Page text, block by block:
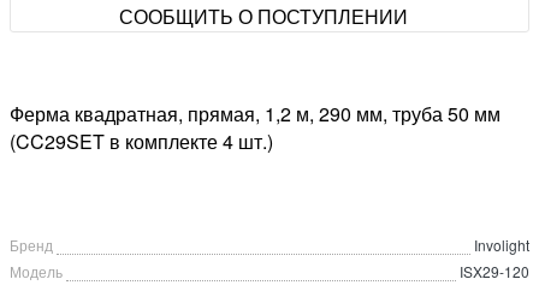
СООБЩИТЬ О ПОСТУПЛЕНИИ
Ферма квадратная, прямая, 1,2 м, 290 мм, труба 50 мм
(CC29SET в комплекте 4 шт.)
Бренд
Involight
Модель
ISX29-120